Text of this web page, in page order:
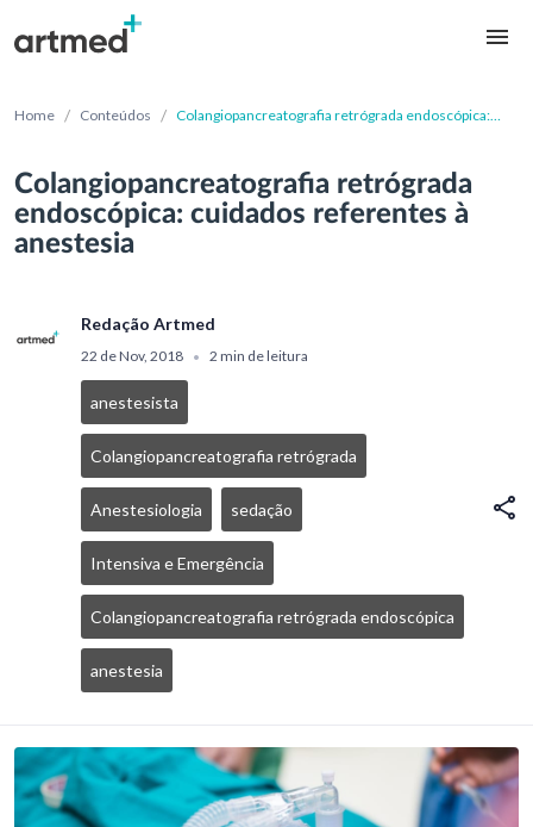
Home / Conteúdos / Colangiopancreatografia retrógrada endoscópica:
Colangiopancreatografia retrógrada
endoscópica: cuidados referentes à
anestesia
Redação Artmed
22 de Nov, 2018 • 2 min de leitura
anestesista
Colangiopancreatografia retrógrada
Anestesiologia sedação
Intensiva e Emergência
Colangiopancreatografia retrógrada endoscópica
anestesia